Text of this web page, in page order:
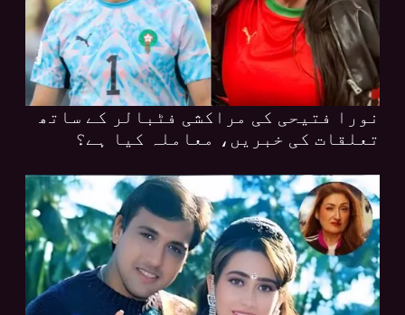
نورا فتیحی کی مراکشی فٹبالر کے ساتھ
تعلقات کی خبریں، معاملہ کیا ہے؟